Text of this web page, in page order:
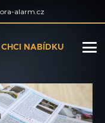
alarm.cz
CHCI NABÍDKU